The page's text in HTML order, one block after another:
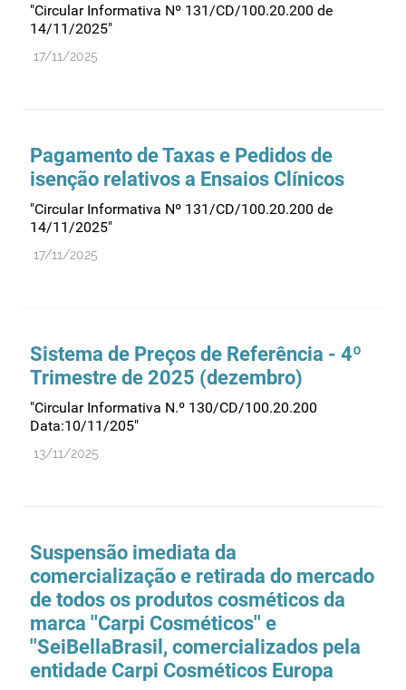
"Circular Informativa Nº 131/CD/100.20.200 de
14/11/2025"
17/11/2025
Pagamento de Taxas e Pedidos de
isenção relativos a Ensaios Clínicos
"Circular Informativa Nº 131/CD/100.20.200 de
14/11/2025"
17/11/2025
Sistema de Preços de Referência - 4º
Trimestre de 2025 (dezembro)
"Circular Informativa N.º 130/CD/100.20.200
Data:10/11/205"
13/11/2025
Suspensão imediata da
comercialização e retirada do mercado
de todos os produtos cosméticos da
marca ''Carpi Cosméticos'' e
''SeiBellaBrasil, comercializados pela
entidade Carpi Cosméticos Europa